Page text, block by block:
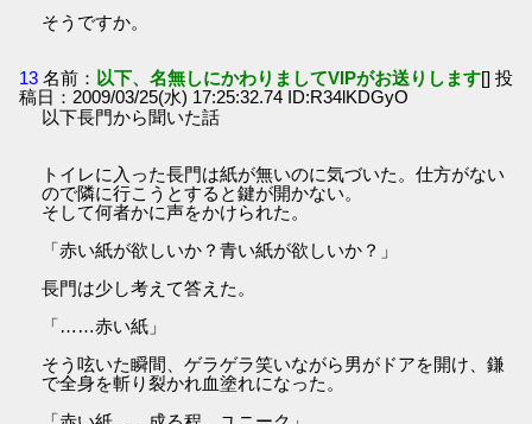
そうですか。
13 名前： 以下、名無しにかわりましてVIPがお送りします[] 投
稿日：2009/03/25(水) 17:25:32.74 ID:R34lKDGyO
以下長門から聞いた話
トイレに入った長門は紙が無いのに気づいた。仕方がない
ので隣に行こうとすると鍵が開かない。
そして何者かに声をかけられた。
「赤い紙が欲しいか？青い紙が欲しいか？」
長門は少し考えて答えた。
「……赤い紙」
そう呟いた瞬間、ゲラゲラ笑いながら男がドアを開け、鎌
で全身を斬り裂かれ血塗れになった。